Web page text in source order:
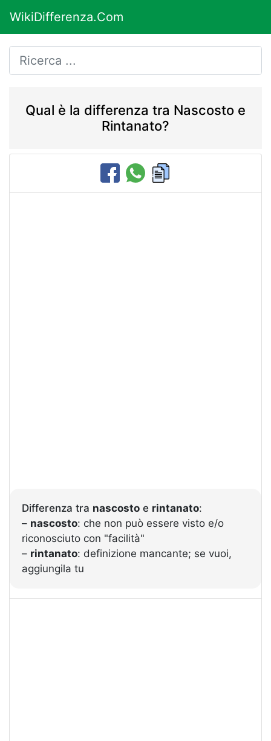
WikiDifferenza.Com
Qual è la differenza tra Nascosto e
Rintanato?
Differenza tra nascosto e rintanato:
– nascosto: che non può essere visto e/o
riconosciuto con "facilità"
– rintanato: definizione mancante; se vuoi,
aggiungila tu